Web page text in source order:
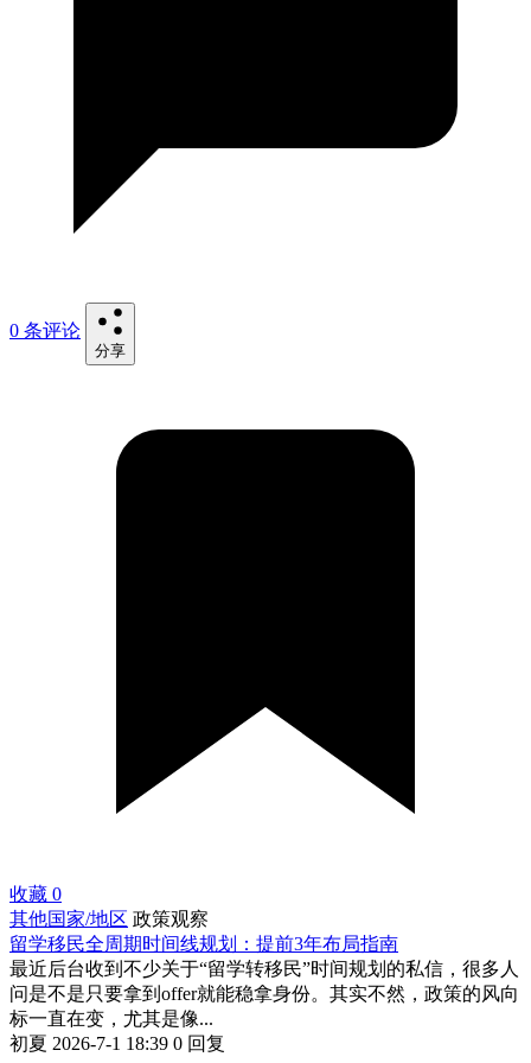
0 条评论
分享
收藏 0
其他国家/地区 政策观察
留学移民全周期时间线规划：提前3年布局指南
最近后台收到不少关于“留学转移民”时间规划的私信，很多人
问是不是只要拿到offer就能稳拿身份。其实不然，政策的风向
标一直在变，尤其是像...
初夏 2026-7-1 18:39 0 回复